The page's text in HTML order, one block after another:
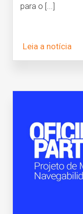
para o [...]
Leia a notícia